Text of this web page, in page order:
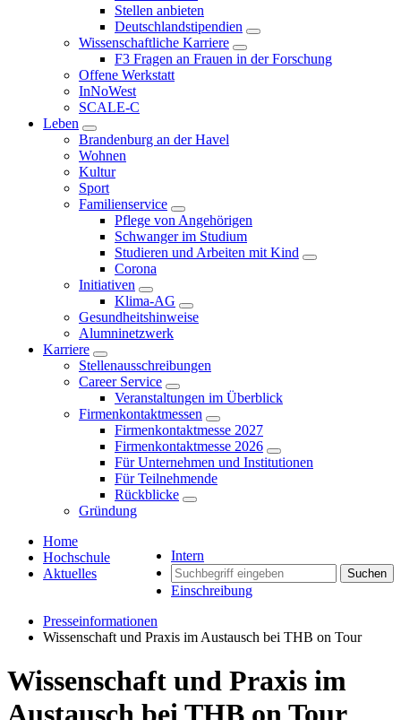
Stellen anbieten
Deutschlandstipendien
Wissenschaftliche Karriere
F3 Fragen an Frauen in der Forschung
Offene Werkstatt
InNoWest
SCALE-C
Leben
Brandenburg an der Havel
Wohnen
Kultur
Sport
Familienservice
Pflege von Angehörigen
Schwanger im Studium
Studieren und Arbeiten mit Kind
Corona
Initiativen
Klima-AG
Gesundheitshinweise
Alumninetzwerk
Karriere
Stellenausschreibungen
Career Service
Veranstaltungen im Überblick
Firmenkontaktmessen
Firmenkontaktmesse 2027
Firmenkontaktmesse 2026
Für Unternehmen und Institutionen
Für Teilnehmende
Rückblicke
Gründung
Intern
Suchen
Einschreibung
Home
Hochschule
Aktuelles
Presseinformationen
Wissenschaft und Praxis im Austausch bei THB on Tour
Wissenschaft und Praxis im